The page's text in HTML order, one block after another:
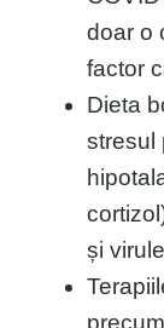
doar o
factor
Dieta
stresul
și